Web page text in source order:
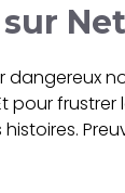
pour